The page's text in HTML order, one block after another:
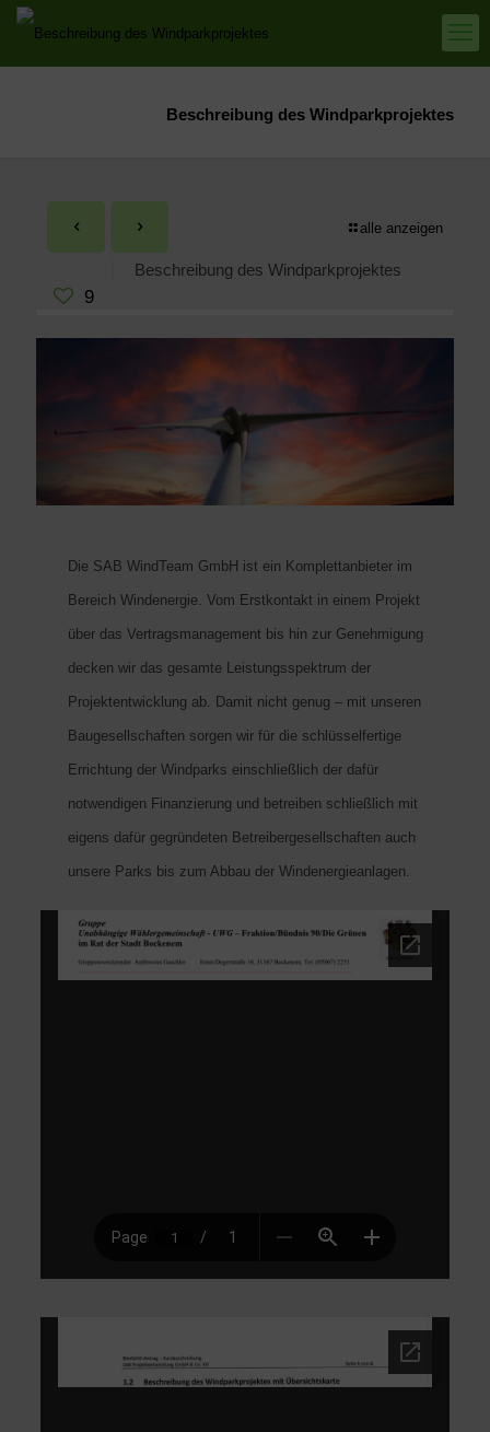
Beschreibung des Windparkprojektes
alle anzeigen
9
Beschreibung des Windparkprojektes
Die SAB WindTeam GmbH ist ein Komplettanbieter im
Bereich Windenergie. Vom Erstkontakt in einem Projekt
über das Vertragsmanagement bis hin zur Genehmigung
decken wir das gesamte Leistungsspektrum der
Projektentwicklung ab. Damit nicht genug – mit unseren
Baugesellschaften sorgen wir für die schlüsselfertige
Errichtung der Windparks einschließlich der dafür
notwendigen Finanzierung und betreiben schließlich mit
eigens dafür gegründeten Betreibergesellschaften auch
unsere Parks bis zum Abbau der Windenergieanlagen.